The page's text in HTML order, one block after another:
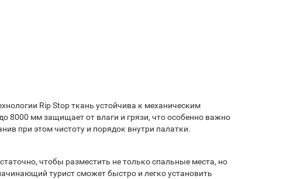
Rip Stop ткань устойчива к механическим
8000 мм защищает от влаги и грязи, что особенно важно
при этом чистоту и порядок внутри палатки.
чтобы разместить не только спальные места, но
турист сможет быстро и легко установить